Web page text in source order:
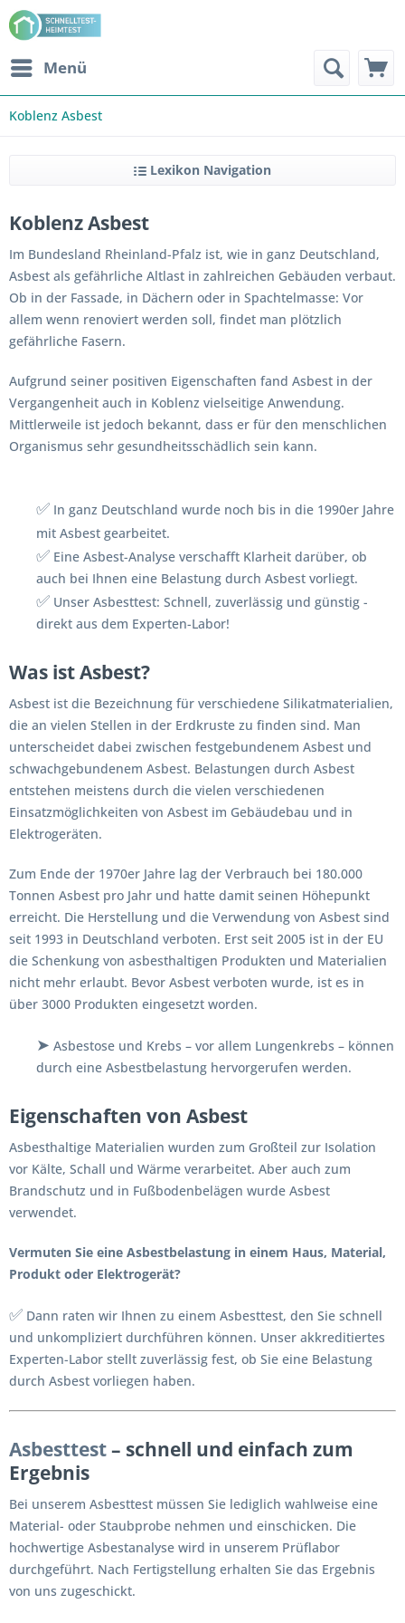
Menü
Koblenz Asbest
Lexikon Navigation
Koblenz Asbest
Im Bundesland Rheinland-Pfalz ist, wie in ganz Deutschland,
Asbest als gefährliche Altlast in zahlreichen Gebäuden verbaut.
Ob in der Fassade, in Dächern oder in Spachtelmasse: Vor
allem wenn renoviert werden soll, findet man plötzlich
gefährliche Fasern.
Aufgrund seiner positiven Eigenschaften fand Asbest in der
Vergangenheit auch in Koblenz vielseitige Anwendung.
Mittlerweile ist jedoch bekannt, dass er für den menschlichen
Organismus sehr gesundheitsschädlich sein kann.
✅ In ganz Deutschland wurde noch bis in die 1990er Jahre
mit Asbest gearbeitet.
✅ Eine Asbest-Analyse verschafft Klarheit darüber, ob
auch bei Ihnen eine Belastung durch Asbest vorliegt.
✅ Unser Asbesttest: Schnell, zuverlässig und günstig -
direkt aus dem Experten-Labor!
Was ist Asbest?
Asbest ist die Bezeichnung für verschiedene Silikatmaterialien,
die an vielen Stellen in der Erdkruste zu finden sind. Man
unterscheidet dabei zwischen festgebundenem Asbest und
schwachgebundenem Asbest. Belastungen durch Asbest
entstehen meistens durch die vielen verschiedenen
Einsatzmöglichkeiten von Asbest im Gebäudebau und in
Elektrogeräten.
Zum Ende der 1970er Jahre lag der Verbrauch bei 180.000
Tonnen Asbest pro Jahr und hatte damit seinen Höhepunkt
erreicht. Die Herstellung und die Verwendung von Asbest sind
seit 1993 in Deutschland verboten. Erst seit 2005 ist in der EU
die Schenkung von asbesthaltigen Produkten und Materialien
nicht mehr erlaubt. Bevor Asbest verboten wurde, ist es in
über 3000 Produkten eingesetzt worden.
➤ Asbestose und Krebs – vor allem Lungenkrebs – können
durch eine Asbestbelastung hervorgerufen werden.
Eigenschaften von Asbest
Asbesthaltige Materialien wurden zum Großteil zur Isolation
vor Kälte, Schall und Wärme verarbeitet. Aber auch zum
Brandschutz und in Fußbodenbelägen wurde Asbest
verwendet.
Vermuten Sie eine Asbestbelastung in einem Haus, Material,
Produkt oder Elektrogerät?
✅ Dann raten wir Ihnen zu einem Asbesttest, den Sie schnell
und unkompliziert durchführen können. Unser akkreditiertes
Experten-Labor stellt zuverlässig fest, ob Sie eine Belastung
durch Asbest vorliegen haben.
Asbesttest– schnell und einfach zum
Ergebnis
Bei unserem Asbesttest müssen Sie lediglich wahlweise eine
Material- oder Staubprobe nehmen und einschicken. Die
hochwertige Asbestanalyse wird in unserem Prüflabor
durchgeführt. Nach Fertigstellung erhalten Sie das Ergebnis
von uns zugeschickt.